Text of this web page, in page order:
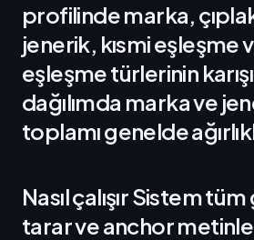
profilinde marka,
jenerik, kısmi eşleşme
eşleşme türlerinin
dağılımda marka ve
toplamı genelde
Nasıl çalışır Sistem
tarar ve anchor